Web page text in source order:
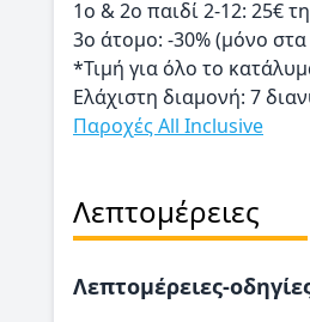
1o & 2o παιδί 2-12: 25€
3ο άτομο: -30% (μόνο
*Τιμή για όλο το
Ελάχιστη διαμονή: 7
Παροχές All Inclusive
Λεπτομέρειες
Λεπτομέρειες-